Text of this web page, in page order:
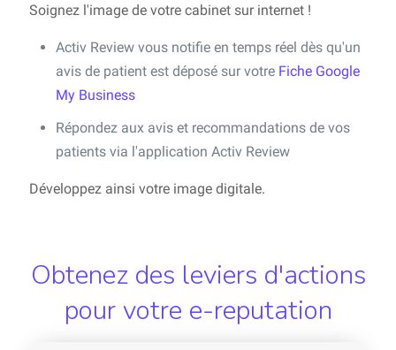
Soignez l'image de votre cabinet sur internet !
Activ Review vous notifie en temps réel dès qu'un
avis de patient est déposé sur votre Fiche Google
My Business
Répondez aux avis et recommandations de vos
patients via l'application Activ Review
Développez ainsi votre image digitale.
Obtenez des leviers d'actions
pour votre e-reputation